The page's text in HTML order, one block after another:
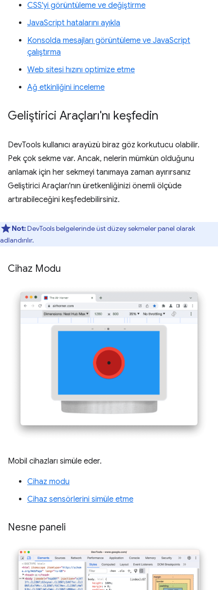
CSS'yi görüntüleme ve değiştirme
JavaScript hatalarını ayıkla
Konsolda mesajları görüntüleme ve JavaScript
çalıştırma
Web sitesi hızını optimize etme
Ağ etkinliğini inceleme
Geliştirici Araçları'nı keşfedin
DevTools kullanıcı arayüzü biraz göz korkutucu olabilir.
Pek çok sekme var. Ancak, nelerin mümkün olduğunu
anlamak için her sekmeyi tanımaya zaman ayırırsanız
Geliştirici Araçları'nın üretkenliğinizi önemli ölçüde
artırabileceğini keşfedebilirsiniz.
Not:DevTools belgelerinde üst düzey sekmeler panel olarak
adlandırılır.
Cihaz Modu
Mobil cihazları simüle eder.
Cihaz modu
Cihaz sensörlerini simüle etme
Nesne paneli